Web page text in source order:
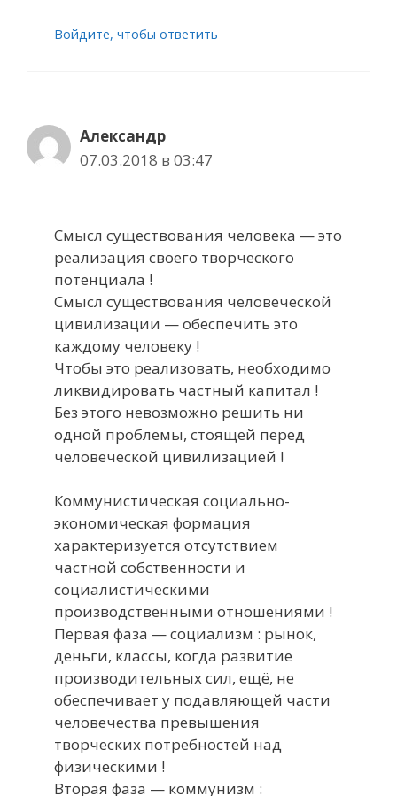
Войдите, чтобы ответить
Александр
07.03.2018 в 03:47
Смысл существования человека — это
реализация своего творческого
потенциала !
Смысл существования человеческой
цивилизации — обеспечить это
каждому человеку !
Чтобы это реализовать, необходимо
ликвидировать частный капитал !
Без этого невозможно решить ни
одной проблемы, стоящей перед
человеческой цивилизацией !
Коммунистическая социально-
экономическая формация
характеризуется отсутствием
частной собственности и
социалистическими
производственными отношениями !
Первая фаза — социализм : рынок,
деньги, классы, когда развитие
производительных сил, ещё, не
обеспечивает у подавляющей части
человечества превышения
творческих потребностей над
физическими !
Вторая фаза — коммунизм :